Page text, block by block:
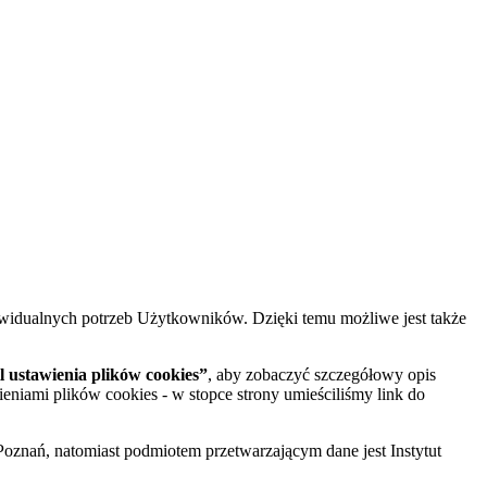
potrzeb Użytkowników. Dzięki temu możliwe jest także
ustawienia plików cookies”, aby zobaczyć szczegółowy opis
plików cookies - w stopce strony umieściliśmy link do
natomiast podmiotem przetwarzającym dane jest Instytut